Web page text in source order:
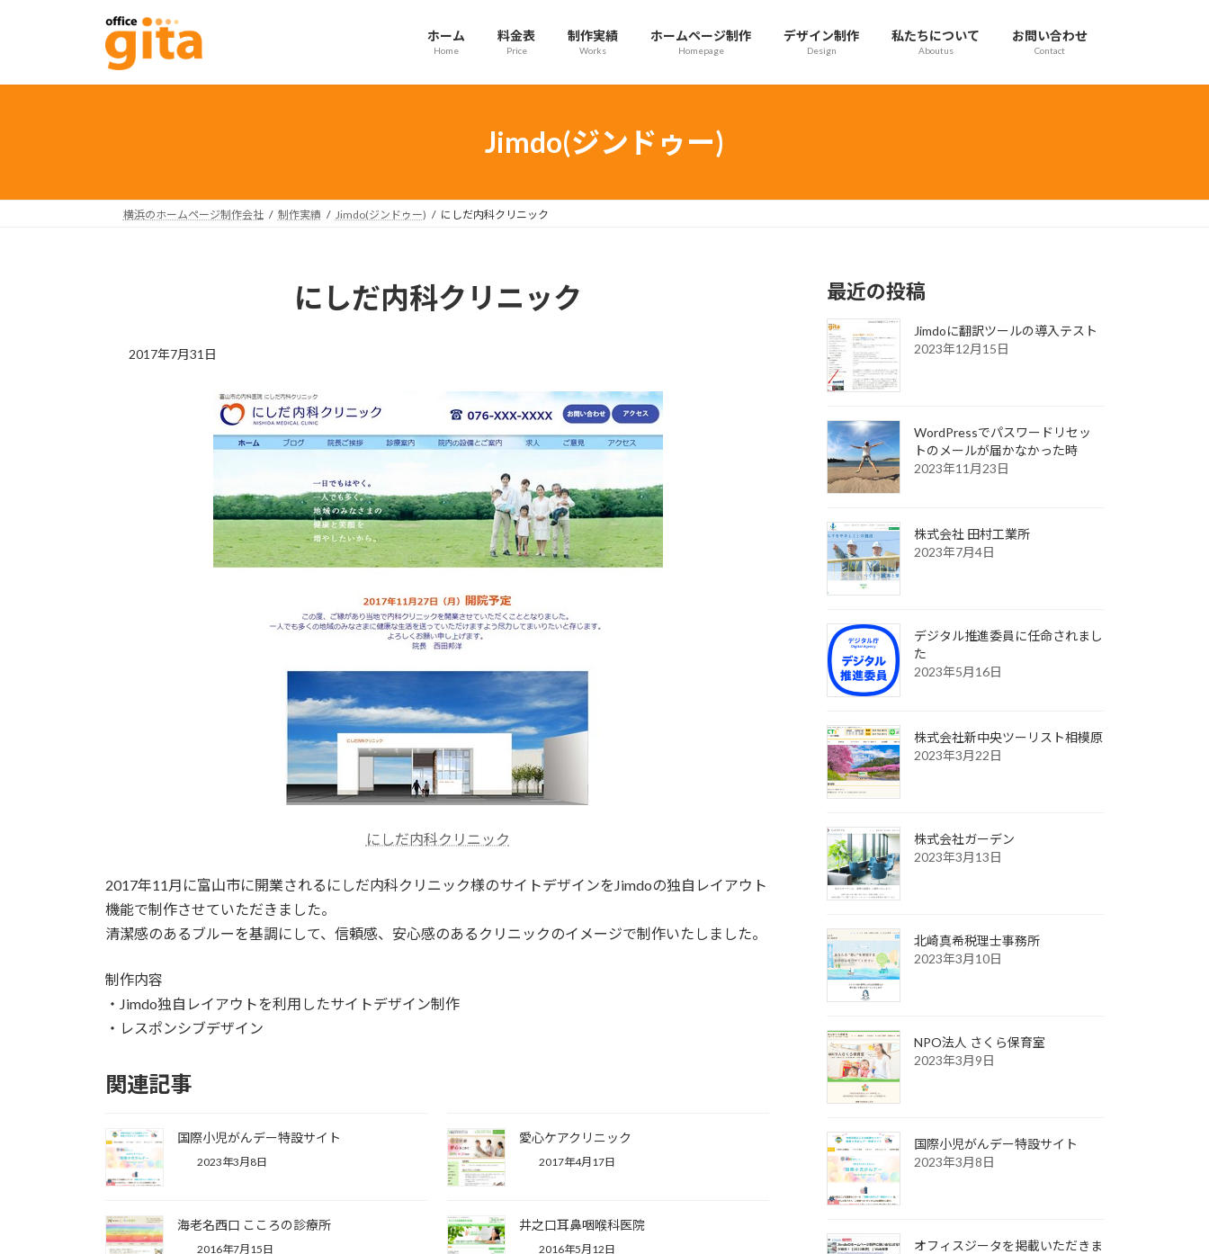
プ
動
ホーム
Home
料金表
Price
制作実績
Works
ホームページ制作
Homepage
デザイン制作
Design
私たちについて
Aboutus
お問い合わせ
Contact
Jimdo(ジンドゥー)
横浜のホームページ制作会社 制作実績 Jimdo(ジンドゥー) にしだ内科クリニック
にしだ内科クリニック
2017年7月31日
にしだ内科クリニック
2017年11月に富山市に開業されるにしだ内科クリニック様のサイトデザインをJimdoの独自レイアウト
機能で制作させていただきました。
清潔感のあるブルーを基調にして、信頼感、安心感のあるクリニックのイメージで制作いたしました。
制作内容
・Jimdo独自レイアウトを利用したサイトデザイン制作
・レスポンシブデザイン
関連記事
国際小児がんデー特設サイト
2023年3月8日
愛心ケアクリニック
2017年4月17日
海老名西口 こころの診療所
2016年7月15日
井之口耳鼻咽喉科医院
2016年5月12日
最近の投稿
Jimdoに翻訳ツールの導入テスト
2023年12月15日
WordPressでパスワードリセッ
トのメールが届かなかった時
2023年11月23日
株式会社 田村工業所
2023年7月4日
デジタル推進委員に任命されまし
た
2023年5月16日
株式会社新中央ツーリスト相模原
2023年3月22日
株式会社ガーデン
2023年3月13日
北崎真希税理士事務所
2023年3月10日
NPO法人 さくら保育室
2023年3月9日
国際小児がんデー特設サイト
2023年3月8日
オフィスジータを掲載いただきま